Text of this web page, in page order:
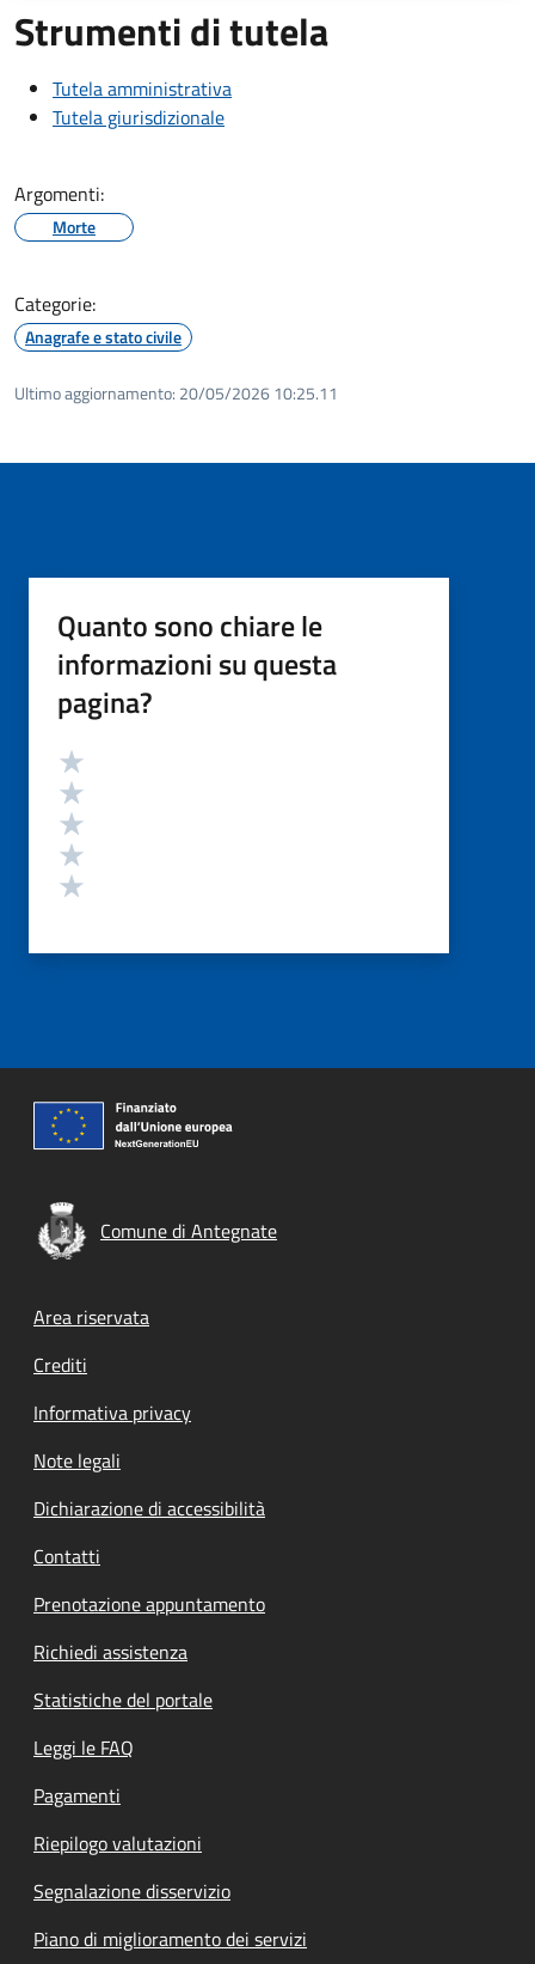
Strumenti di tutela
Tutela amministrativa
Tutela giurisdizionale
Argomenti:
Morte
Categorie:
Anagrafe e stato civile
Ultimo aggiornamento: 20/05/2026 10:25.11
Quanto sono chiare le
informazioni su questa
pagina?
Valutazione
Comune di Antegnate
Footer menu
Area riservata
Crediti
Informativa privacy
Note legali
Dichiarazione di accessibilità
Contatti
Prenotazione appuntamento
Richiedi assistenza
Statistiche del portale
Leggi le FAQ
Pagamenti
Riepilogo valutazioni
Segnalazione disservizio
Piano di miglioramento dei servizi